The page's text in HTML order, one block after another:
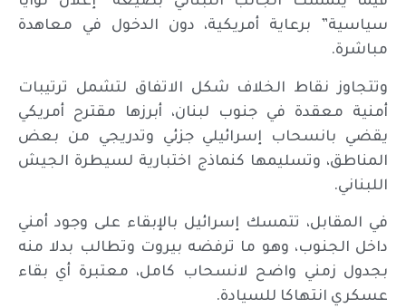
سياسية” برعاية أمريكية، دون الدخول في معاهدة
مباشرة.
وتتجاوز نقاط الخلاف شكل الاتفاق لتشمل ترتيبات
أمنية معقدة في جنوب لبنان، أبرزها مقترح أمريكي
يقضي بانسحاب إسرائيلي جزئي وتدريجي من بعض
المناطق، وتسليمها كنماذج اختبارية لسيطرة الجيش
اللبناني.
في المقابل، تتمسك إسرائيل بالإبقاء على وجود أمني
داخل الجنوب، وهو ما ترفضه بيروت وتطالب بدلا منه
بجدول زمني واضح لانسحاب كامل، معتبرة أي بقاء
عسكري انتهاكا للسيادة.